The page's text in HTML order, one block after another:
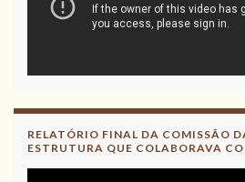
RELATÓRIO FINAL DA COMISSÃO
ESTRUTURA QUE COLABORAVA